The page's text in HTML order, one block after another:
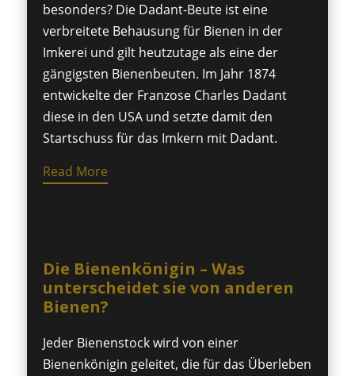
besonders? Die Dadant-Beute ist eine
verbreitete Behausung für Bienen in der
Imkerei und gilt heutzutage als eine der
gängigsten Bienenbeuten. Im Jahr 1874
entwickelte der Franzose Charles Dadant
diese in den USA und setzte damit den
Startschuss für das Imkern mit Dadant.
Read More
Die Bienenkönigin – Was
unterscheidet sie von anderen
Bienen?
Jeder Bienenstock wird von einer
Bienenkönigin geleitet, die für das Überleben